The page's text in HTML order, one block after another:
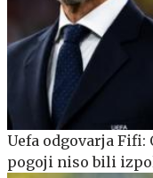
Uefa odgovarja
pogoji niso bili